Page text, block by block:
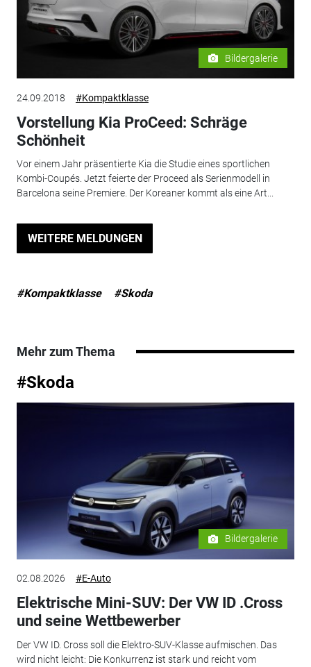
Bildergalerie
24.09.2018 #Kompaktklasse
Vorstellung Kia ProCeed: Schräge
Schönheit
Vor einem Jahr präsentierte Kia die Studie eines sportlichen
Kombi-Coupés. Jetzt feierte der Proceed als Serienmodell in
Barcelona seine Premiere. Der Koreaner kommt als eine Art...
WEITERE MELDUNGEN
#Kompaktklasse #Skoda
Mehr zum Thema
#Skoda
Bildergalerie
02.08.2026 #E-Auto
Elektrische Mini-SUV: Der VW ID .Cross
und seine Wettbewerber
Der VW ID. Cross soll die Elektro-SUV-Klasse aufmischen. Das
wird nicht leicht: Die Konkurrenz ist stark und reicht vom